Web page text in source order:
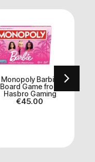
Monopoly Barbie
Board Game from
Hasbro Gaming
€45.00